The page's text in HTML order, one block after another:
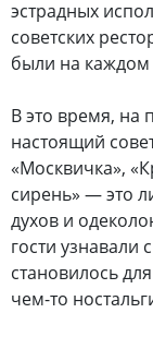
эстрадных
советских
были на каждом
В это время, на
настоящий
«Москвичка»,
сирень» — это
духов и
гости узнавали
становилось
чем-то